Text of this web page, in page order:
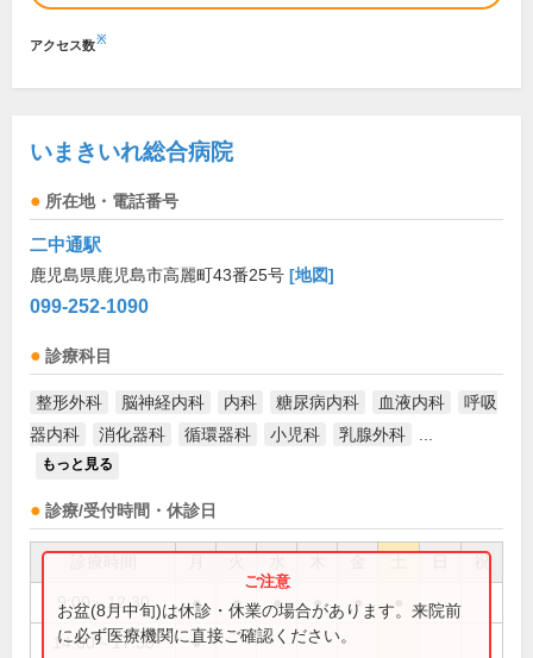
アクセス数※
いまきいれ総合病院
所在地・電話番号
二中通駅
鹿児島県鹿児島市高麗町43番25号 [地図]
099-252-1090
診療科目
整形外科 脳神経内科 内科 糖尿病内科 血液内科
呼吸
器内科
消化器科 循環器科 小児科 乳腺外科
もっと見る
診療/受付時間・休診日
祝
9:00～12:30 ● ● ● ● ●
14:00～17:30 ●
お盆(8月中旬)は休診・休業の場合があります。来院前
に必ず医療機関に直接ご確認ください。